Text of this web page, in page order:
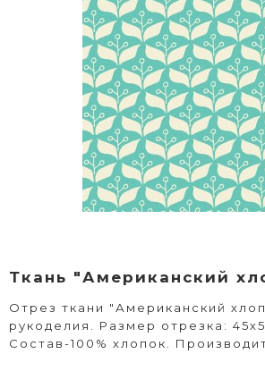
Ткань "Американский
Отрез ткани "Американский
рукоделия. Размер отрезка:
Состав-100% хлопок.